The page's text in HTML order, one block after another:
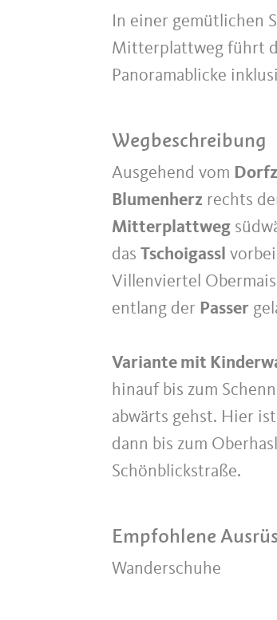
In einer gemütlichen
Mitterplattweg führt
Panoramablicke
Wegbeschreibung
Ausgehend vom
Blumenherz rechts
Mitterplattweg
das Tschoigassl
Villenviertel
entlang der Passer
Variante mit
hinauf bis zum
abwärts gehst. Hier
dann bis zum
Schönblickstraße.
Empfohlene
Wanderschuhe